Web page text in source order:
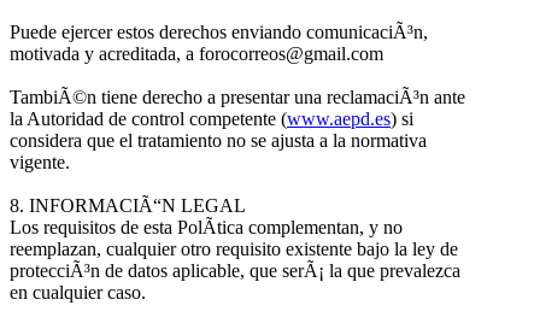
Puede ejercer estos derechos enviando comunicaciÃ³n,
motivada y acreditada, a forocorreos@gmail.com
TambiÃ©n tiene derecho a presentar una reclamaciÃ³n ante
la Autoridad de control competente (www.aepd.es) si
considera que el tratamiento no se ajusta a la normativa
vigente.
8. INFORMACIÃ“N LEGAL
Los requisitos de esta PolÃ­tica complementan, y no
reemplazan, cualquier otro requisito existente bajo la ley de
protecciÃ³n de datos aplicable, que serÃ¡ la que prevalezca
en cualquier caso.